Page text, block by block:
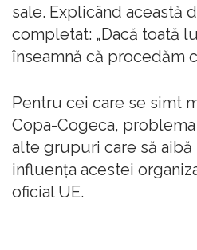
sale. Explicând această
completat: „Dacă toată
înseamnă că procedăm
Pentru cei care se simt
Copa-Cogeca,
alte grupuri care să aibă
influența acestei
oficial UE.